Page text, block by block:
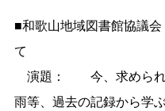
■和歌山地域図書館協議
て
演題： 今、求められ
雨等、過去の記録から学